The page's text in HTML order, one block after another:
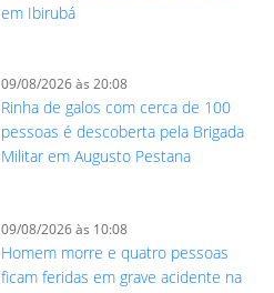
em Ibirubá
09/08/2026 às 20:08
Rinha de galos com cerca de 100
pessoas é descoberta pela Brigada
Militar em Augusto Pestana
09/08/2026 às 10:08
Homem morre e quatro pessoas
ficam feridas em grave acidente na